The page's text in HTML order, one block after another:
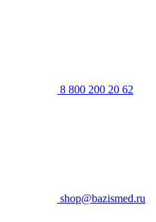
8 800 200 20 62
shop@bazismed.ru